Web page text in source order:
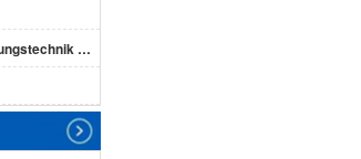
德国GOLDAMMER Regelungstechnik GmbH